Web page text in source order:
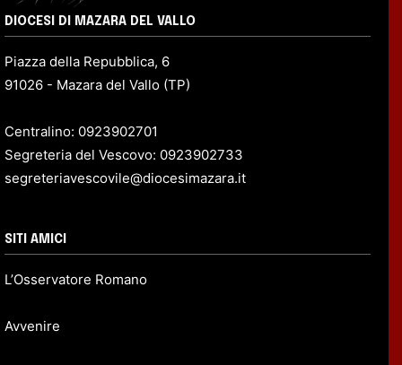
DIOCESI DI MAZARA DEL VALLO
Piazza della Repubblica, 6
91026 - Mazara del Vallo (TP)
Centralino: 0923902701
Segreteria del Vescovo: 0923902733
segreteriavescovile@diocesimazara.it
SITI AMICI
L’Osservatore Romano
Avvenire